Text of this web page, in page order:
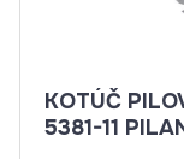
KOTÚČ
5381-11